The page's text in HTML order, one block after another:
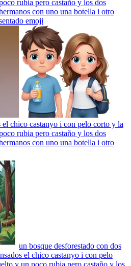
rubia pero castaño y los dos
con uno una botella i otro
emoji
el chico castanyo i con pelo corto y la
rubia pero castaño y los dos
con uno una botella i otro
un bosque desforestado con dos
el chico castanyo i con pelo
y un poco rubia pero castaño y los